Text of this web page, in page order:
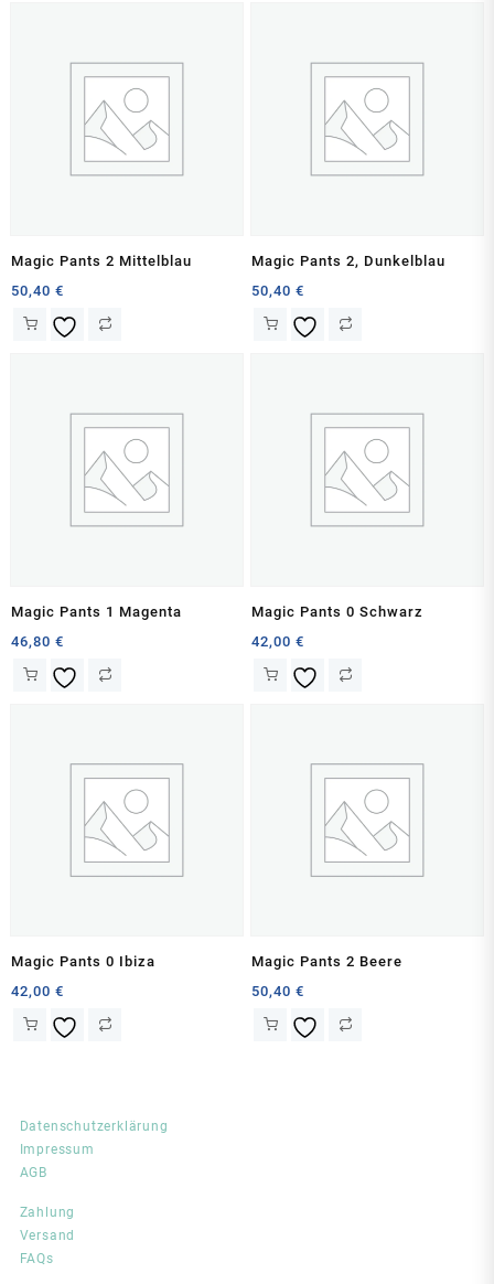
Magic Pants 2 Mittelblau
50,40 €
Magic Pants 2, Dunkelblau
50,40€
Magic Pants 1 Magenta
46,80 €
Magic Pants 0 Schwarz
42,00€
Magic Pants 0 Ibiza
42,00 €
Magic Pants 2 Beere
50,40€
Datenschutzerklärung
Impressum
AGB
Zahlung
Versand
FAQs